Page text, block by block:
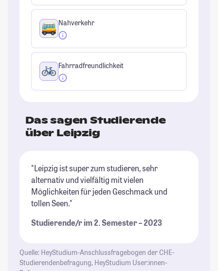
Nahverkehr
Fahrradfreundlichkeit
Das sagen Studierende
über Leipzig
"Leipzig ist super zum studieren, sehr
alternativ und vielfältig mit vielen
Möglichkeiten für jeden Geschmack und
tollen Seen."
Studierende/r im 2. Semester – 2023
Quelle: HeyStudium-Anschlussfragebogen der CHE-
Studierendenbefragung, HeyStudium User:innen-